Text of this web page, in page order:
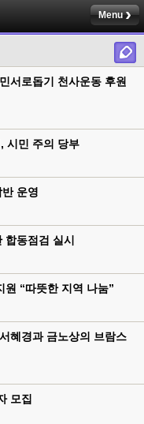
Menu
서로돕기 천사운동 후원
시민 주의 당부
운영
동점검 실시
“따뜻한 지역 나눔”
혜경과 금노상의 브람스
모집